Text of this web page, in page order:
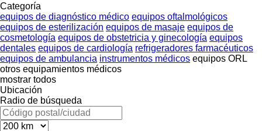
Categoría
equipos de diagnóstico médico equipos oftalmológicos
equipos de esterilización equipos de masaje equipos de
cosmetología equipos de obstetricia y ginecología equipos
dentales equipos de cardiología refrigeradores farmacéuticos
equipos de ambulancia instrumentos médicos equipos ORL
otros equipamientos médicos
mostrar todos
Ubicación
Radio de búsqueda